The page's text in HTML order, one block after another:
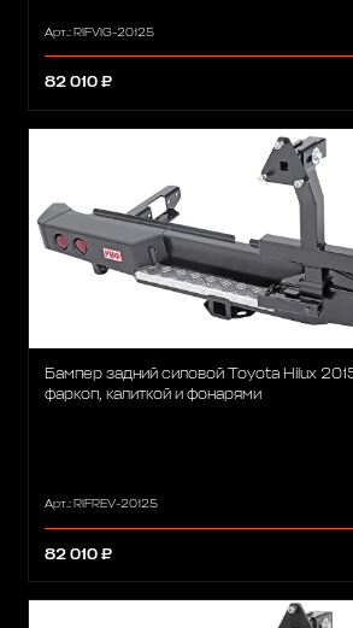
Арт.: RIFVIG-20125
82 010 ₽
Бампер задний силовой Toyota Hilux
фаркоп, калиткой и фонарями
Арт.: RIFREV-20125
82 010 ₽